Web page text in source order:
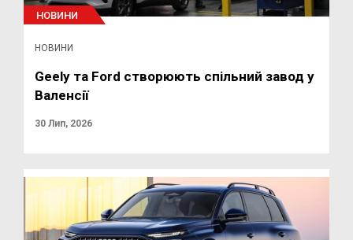
НОВИНИ
НОВИНИ
Geely та Ford створюють спільний завод у
Валенсії
30 Лип, 2026